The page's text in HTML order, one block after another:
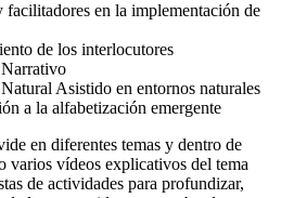
en la implementación de
de los interlocutores
Asistido en entornos naturales
a la alfabetización emergente
en diferentes temas y dentro de
varios vídeos explicativos del tema
de actividades para profundizar,